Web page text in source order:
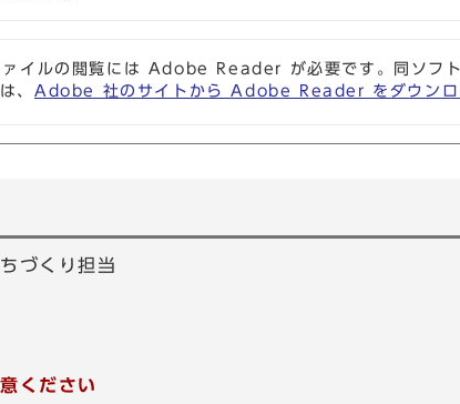
ァイルの閲覧には Adobe Reader が必要です。同ソフ
、 Adobe 社のサイトから Adobe Reader をダウンロ
づくり担当
ください